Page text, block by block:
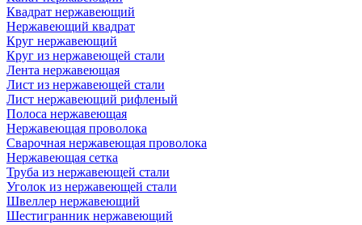
Квадрат нержавеющий
Нержавеющий квадрат
Круг нержавеющий
Круг из нержавеющей стали
Лента нержавеющая
Лист из нержавеющей стали
Лист нержавеющий рифленый
Полоса нержавеющая
Нержавеющая проволока
Сварочная нержавеющая проволока
Нержавеющая сетка
Труба из нержавеющей стали
Уголок из нержавеющей стали
Швеллер нержавеющий
Шестигранник нержавеющий